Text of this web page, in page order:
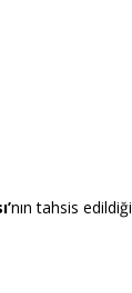
için dirençli
nın tahsis edildiği